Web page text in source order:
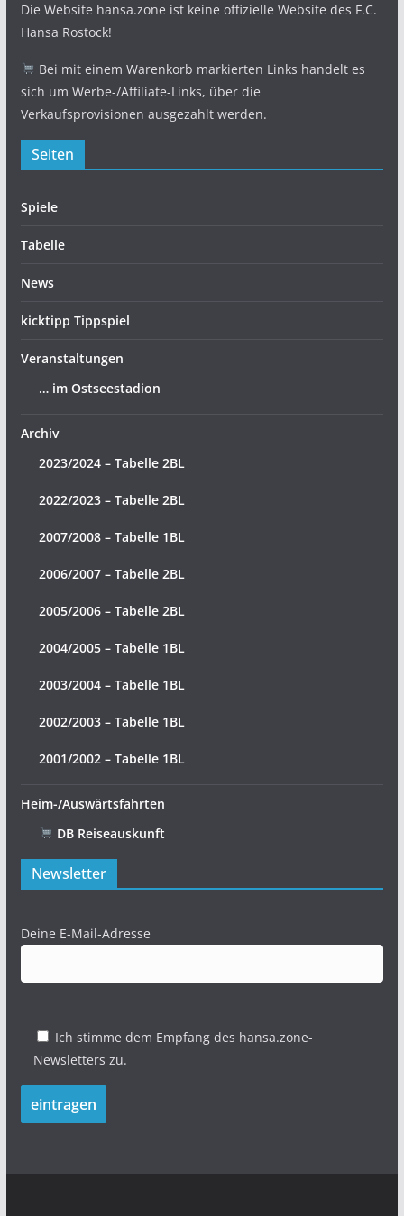
Die Website hansa.zone ist keine offizielle Website des F.C.
Hansa Rostock!
Bei mit einem Warenkorb markierten Links handelt es
sich um Werbe-/Affiliate-Links, über die
Verkaufsprovisionen ausgezahlt werden.
Seiten
Spiele
Tabelle
News
kicktipp Tippspiel
Veranstaltungen
… im Ostseestadion
Archiv
2023/2024 – Tabelle 2BL
2022/2023 – Tabelle 2BL
2007/2008 – Tabelle 1BL
2006/2007 – Tabelle 2BL
2005/2006 – Tabelle 2BL
2004/2005 – Tabelle 1BL
2003/2004 – Tabelle 1BL
2002/2003 – Tabelle 1BL
2001/2002 – Tabelle 1BL
Heim-/Auswärtsfahrten
DB Reiseauskunft
Newsletter
Deine E-Mail-Adresse
Ich stimme dem Empfang des hansa.zone-
Newsletters zu.